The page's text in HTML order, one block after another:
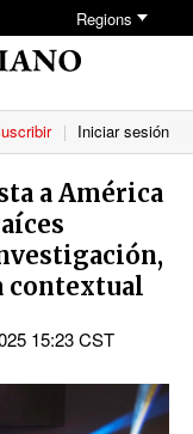
Regions
Iniciar sesión
a América
contextual
15:23 CST